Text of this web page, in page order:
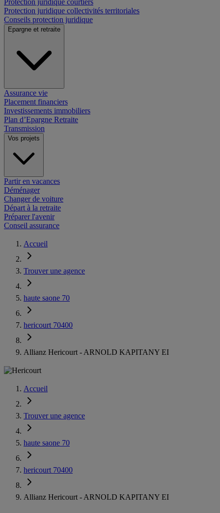
Protection juridique courtiers
Protection juridique collectivités territoriales
Conseils protection juridique
Epargne et retraite
Assurance vie
Placement financiers
Investissements immobiliers
Plan d’Epargne Retraite
Transmission
Vos projets
Partir en vacances
Déménager
Changer de voiture
Départ à la retraite
Préparer l'avenir
Conseil assurance
Accueil
Trouver une agence
haute saone 70
hericourt 70400
Allianz Hericourt - ARNOLD KAPITANY EI
Accueil
Trouver une agence
haute saone 70
hericourt 70400
Allianz Hericourt - ARNOLD KAPITANY EI